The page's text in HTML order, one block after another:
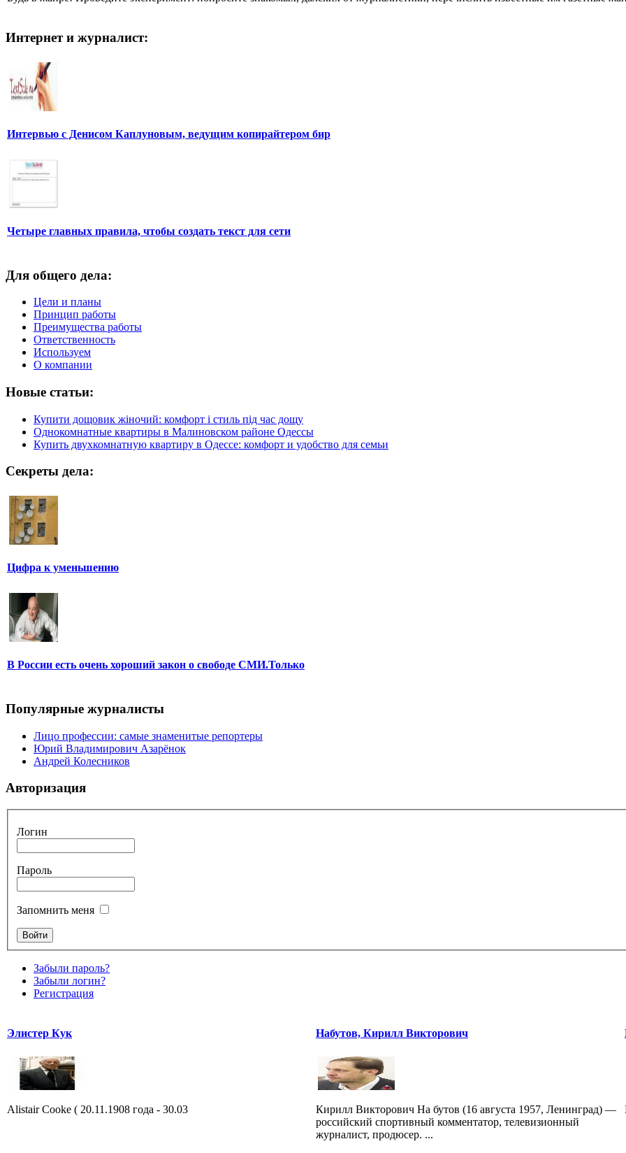
Интернет и журналист:
Интервью с Денисом Каплуновым, ведущим копирайтером бир
Четыре главных правила, чтобы создать текст для сети
Для общего дела:
Цели и планы
Принцип работы
Преимущества работы
Ответственность
Используем
О компании
Новые статьи:
Купити дощовик жіночий: комфорт і стиль під час дощу
Однокомнатные квартиры в Малиновском районе Одессы
Купить двухкомнатную квартиру в Одессе: комфорт и удобство для семьи
Секреты дела:
Цифра к уменьшению
В России есть очень хороший закон о свободе СМИ.Только
Популярные журналисты
Лицо профессии: самые знаменитые репортеры
Юрий Владимирович Азарёнок
Андрей Колесников
Авторизация
Логин
Пароль
Запомнить меня
Забыли пароль?
Забыли логин?
Регистрация
Элистер Кук
Alistair Cooke ( 20.11.1908 года - 30.03
Набутов, Кирилл Викторович
Кирилл Викторович На бутов (16 августа 1957, Ленинград) —
российский спортивный комментатор, телевизионный
журналист, продюсер. ...